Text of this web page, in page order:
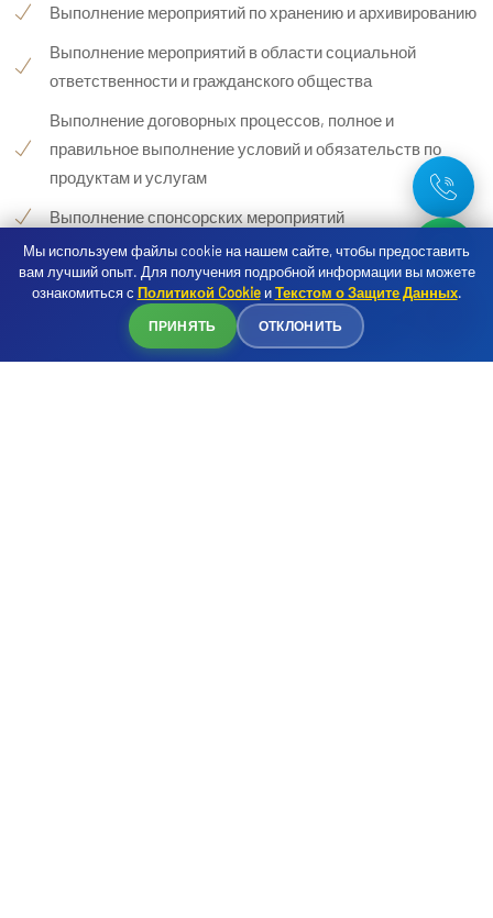
Выполнение мероприятий по хранению и архивированию
Выполнение мероприятий в области социальной
ответственности и гражданского общества
Выполнение договорных процессов, полное и
правильное выполнение условий и обязательств по
продуктам и услугам
Выполнение спонсорских мероприятий
Выполнение мероприятий по стратегическому
планированию
Отслеживание запросов / жалоб
Обеспечение безопасности движимого имущества и
Мы используем файлы cookie на нашем сайте, чтобы предоставить
вам лучший опыт. Для получения подробной информации вы можете
ознакомиться с Политикой CookieиТекстом о Защите Данных.
ПРИНЯТЬ ОТКЛОНИТЬ
Бронирование